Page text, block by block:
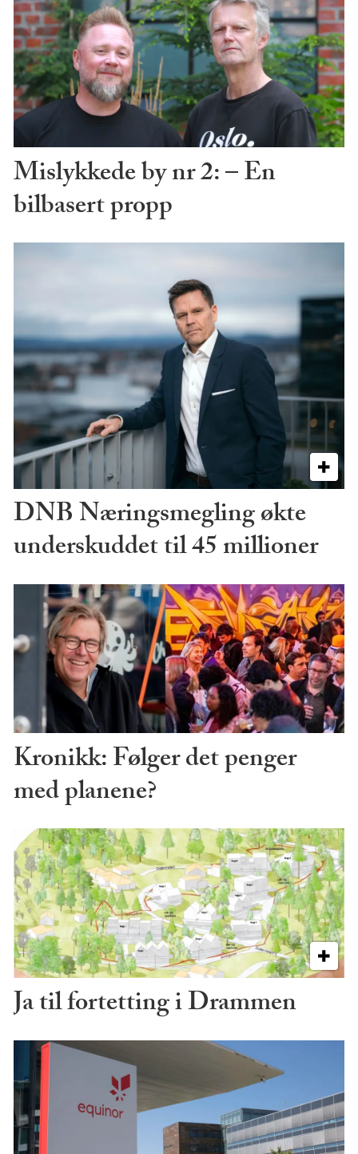
Mislykkede by nr 2: – En
bilbasert propp
DNB Næringsmegling økte
underskuddet til 45 millioner
Kronikk: Følger det penger
med planene?
Ja til fortetting i Drammen